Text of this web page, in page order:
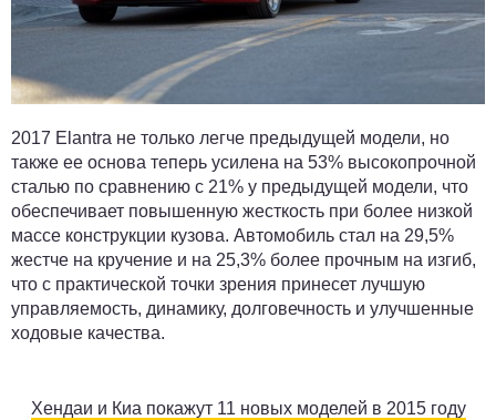
2017 Elantra не только легче предыдущей модели, но
также ее основа теперь усилена на 53% высокопрочной
сталью по сравнению с 21% у предыдущей модели, что
обеспечивает повышенную жесткость при более низкой
массе конструкции кузова. Автомобиль стал на 29,5%
жестче на кручение и на 25,3% более прочным на изгиб,
что с практической точки зрения принесет лучшую
управляемость, динамику, долговечность и улучшенные
ходовые качества.
Хендаи и Киа покажут 11 новых моделей в 2015 году